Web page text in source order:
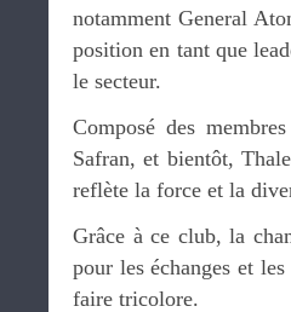
notamment General
position en tant que
le secteur.
Composé des
Safran, et bientôt,
reflète la force et la
Grâce à ce club, la
pour les échanges et
faire tricolore.